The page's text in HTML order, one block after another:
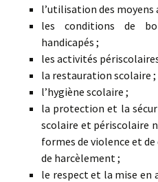
l’utilisation des moyens
les conditions de
handicapés ;
les activités
la restauration scolaire ;
l’hygiène scolaire ;
la protection et la
scolaire et périscolaire
formes de violence et
de harcèlement ;
le respect et la mise en